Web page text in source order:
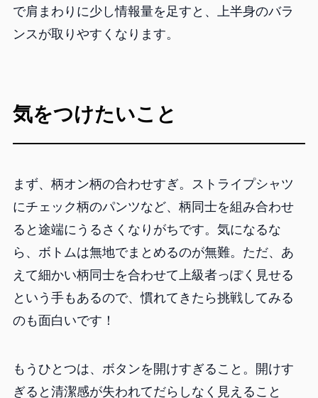
で肩まわりに少し情報量を足すと、上半身のバラ
ンスが取りやすくなります。
気をつけたいこと
まず、柄オン柄の合わせすぎ。ストライプシャツ
にチェック柄のパンツなど、柄同士を組み合わせ
ると途端にうるさくなりがちです。気になるな
ら、ボトムは無地でまとめるのが無難。ただ、あ
えて細かい柄同士を合わせて上級者っぽく見せる
という手もあるので、慣れてきたら挑戦してみる
のも面白いです！
もうひとつは、ボタンを開けすぎること。開けす
ぎると清潔感が失われてだらしなく見えること